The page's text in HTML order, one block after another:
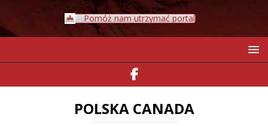
Pomóż nam utrzymać portal
POLSKA CANADA